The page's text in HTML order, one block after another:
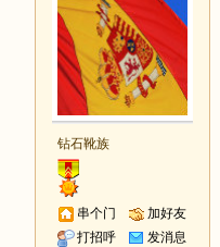
钻石靴族
串个门
加好友
打招呼
发消息